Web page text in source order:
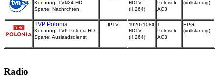
Kennung: TVN24 HD
Sparte: Nachrichten
HDTV
(H.264)
Polnisch
AC3
(vollständig)
TVP Polonia
Kennung: TVP Polonia HD
Sparte: Auslandsdienst
IPTV
1920x1080
HDTV
(H.264)
1.
Polnisch
AC3
EPG
(vollständig)
Radio